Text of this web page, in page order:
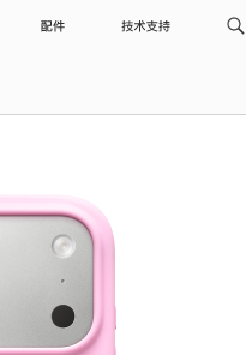
配件 技术支持